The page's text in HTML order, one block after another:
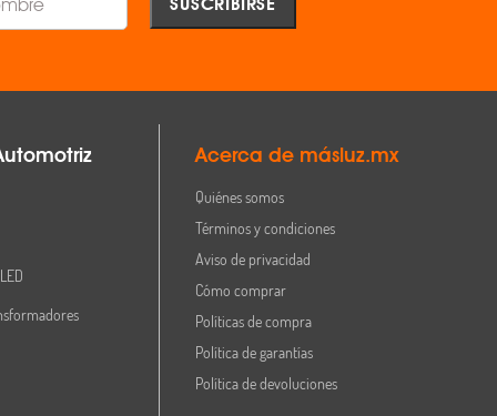
Acerca de másluz.mx
Quiénes somos
Términos y condiciones
Aviso de privacidad
Cómo comprar
Políticas de compra
Política de garantías
Política de devoluciones